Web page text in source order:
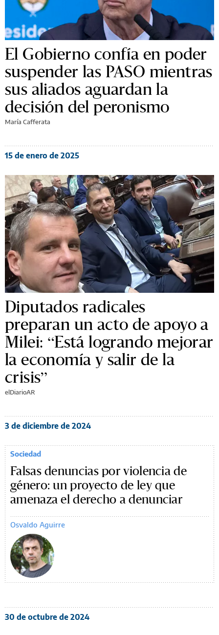
El Gobierno confía en poder
suspender las PASO mientras
sus aliados aguardan la
decisión del peronismo
María Cafferata
15 de enero de 2025
Diputados radicales
preparan un acto de apoyo a
Milei: “Está logrando mejorar
la economía y salir de la
crisis”
elDiarioAR
3 de diciembre de 2024
Sociedad
Falsas denuncias por violencia de
género: un proyecto de ley que
amenaza el derecho a denunciar
Osvaldo Aguirre
30 de octubre de 2024